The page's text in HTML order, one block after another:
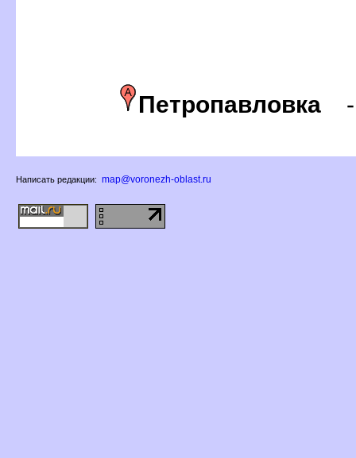
Петропавловка
Написать редакции: map@voronezh-oblast.ru